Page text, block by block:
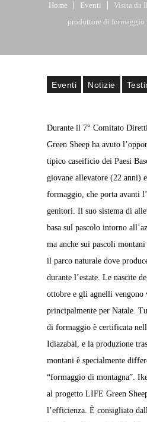
Home Eventi
Visita da
produttore di formaggio
Eventi Notizie
Durante il 7° Comitato
Green Sheep ha avuto
tipico caseificio dei Paesi
giovane allevatore (22 anni)
formaggio, che porta avanti
genitori. Il suo sistema di
basa sul pascolo intorno
ma anche sui pascoli
il parco naturale dove
durante l’estate. Le nascite
ottobre e gli agnelli vengono
principalmente per Natale.
di formaggio è certificata
Idiazabal, e la produzione
montani è specialmente
“formaggio di montagna”.
al progetto LIFE Green
l’efficienza. È consigliato